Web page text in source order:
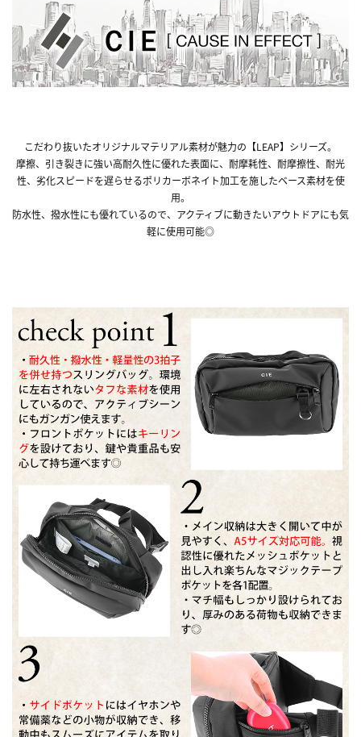
こだわり抜いたオリジナルマテリアル素材が魅力の【LEAP】シリーズ。
摩擦、引き裂きに強い高耐久性に優れた表面に、耐摩耗性、耐摩擦性、耐光
性、劣化スピードを遅らせるポリカーボネイト加工を施したベース素材を使
用。
防水性、撥水性にも優れているので、アクティブに動きたいアウトドアにも気
軽に使用可能◎